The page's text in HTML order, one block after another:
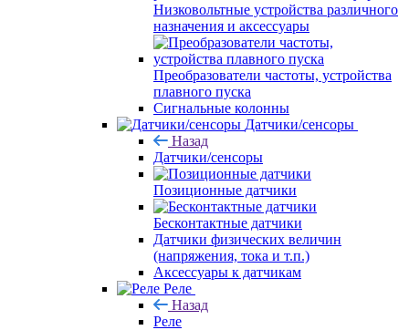
Низковольтные устройства различного
назначения и аксессуары
Преобразователи частоты, устройства
плавного пуска
Сигнальные колонны
Датчики/сенсоры
Назад
Датчики/сенсоры
Позиционные датчики
Бесконтактные датчики
Датчики физических величин
(напряжения, тока и т.п.)
Аксессуары к датчикам
Реле
Назад
Реле